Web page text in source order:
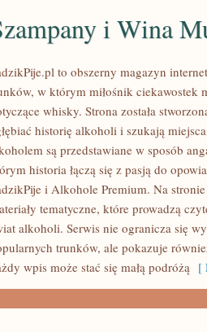
i Wina
to obszerny magazyn
w którym miłośnik ciekawostek
whisky. Strona została
historię alkoholi i szukają
są przedstawiane w sposób
historia łączą się z pasją do
i Alkohole Premium. Na
tematyczne, które prowadzą
alkoholi. Serwis nie ogranicza się
trunków, ale pokazuje
wpis może stać się małą podróżą [